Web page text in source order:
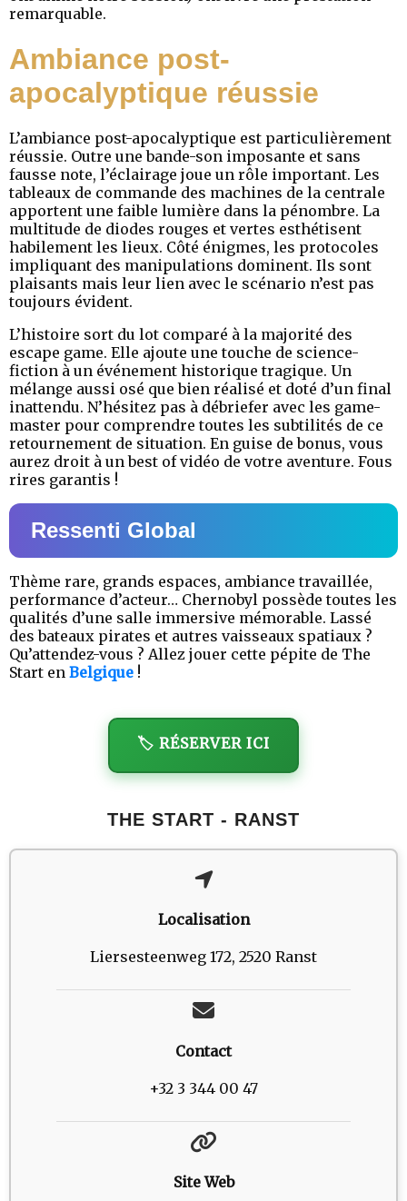
remarquable.
Ambiance post-
apocalyptique réussie
L’ambiance post-apocalyptique est particulièrement
réussie. Outre une bande-son imposante et sans
fausse note, l’éclairage joue un rôle important. Les
tableaux de commande des machines de la centrale
apportent une faible lumière dans la pénombre. La
multitude de diodes rouges et vertes esthétisent
habilement les lieux. Côté énigmes, les protocoles
impliquant des manipulations dominent. Ils sont
plaisants mais leur lien avec le scénario n’est pas
toujours évident.
L’histoire sort du lot comparé à la majorité des
escape game. Elle ajoute une touche de science-
fiction à un événement historique tragique. Un
mélange aussi osé que bien réalisé et doté d’un final
inattendu. N’hésitez pas à débriefer avec les game-
master pour comprendre toutes les subtilités de ce
retournement de situation. En guise de bonus, vous
aurez droit à un best of vidéo de votre aventure. Fous
rires garantis !
Ressenti Global
Thème rare, grands espaces, ambiance travaillée,
performance d’acteur… Chernobyl possède toutes les
qualités d’une salle immersive mémorable. Lassé
des bateaux pirates et autres vaisseaux spatiaux ?
Qu’attendez-vous ? Allez jouer cette pépite de The
Start en Belgique !
🏷️ RÉSERVER ICI
THE START - RANST
Localisation
Liersesteenweg 172, 2520 Ranst
Contact
+32 3 344 00 47
Site Web